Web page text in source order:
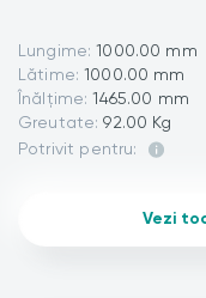
Lungime: 1000.00 mm
Lătime: 1000.00 mm
Înălțime: 1465.00 mm
Greutate: 92.00 Kg
Potrivit pentru:
Vezi